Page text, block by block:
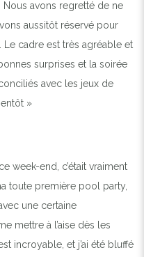
Nous avons regretté de ne
aussitôt réservé pour
cadre est très agréable et
surprises et la soirée
avec les jeux de
»
week-end, c’était vraiment
toute première pool party,
une certaine
mettre à l’aise dès les
incroyable, et j’ai été bluffé